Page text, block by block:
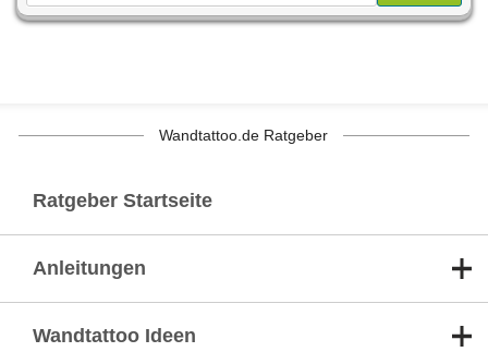
Wandtattoo.de Ratgeber
Ratgeber Startseite
Anleitungen
Wandtattoo Ideen